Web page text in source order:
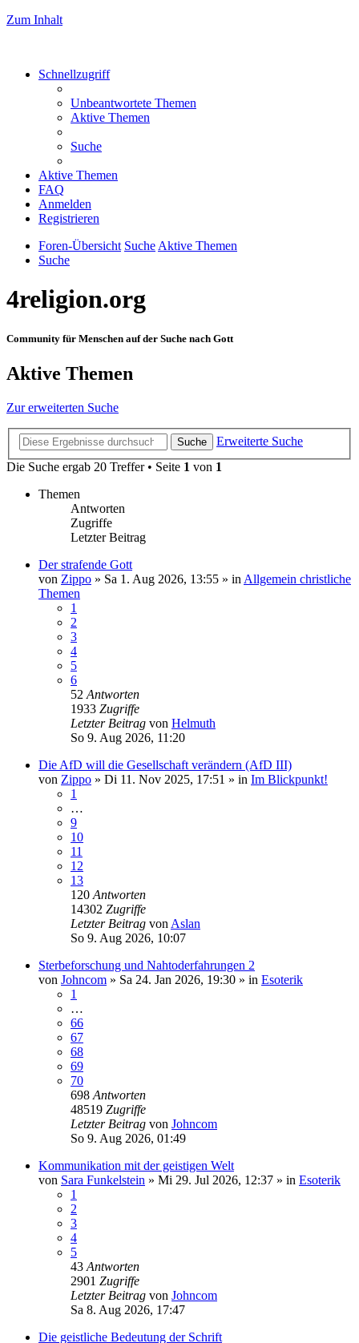
Zum Inhalt
Schnellzugriff
Unbeantwortete Themen
Aktive Themen
Suche
Aktive Themen
FAQ
Anmelden
Registrieren
Foren-Übersicht Suche Aktive Themen
Suche
4religion.org
Community für Menschen auf der Suche nach Gott
Aktive Themen
Zur erweiterten Suche
Suche
Erweiterte Suche
Die Suche ergab 20 Treffer • Seite 1 von 1
Themen
Antworten
Zugriffe
Letzter Beitrag
Der strafende Gott
von Zippo » Sa 1. Aug 2026, 13:55 » in Allgemein christliche
Themen
1
2
3
4
5
6
52 Antworten
1933 Zugriffe
Letzter Beitrag von Helmuth
So 9. Aug 2026, 11:20
Die AfD will die Gesellschaft verändern (AfD III)
von Zippo » Di 11. Nov 2025, 17:51 » in Im Blickpunkt!
1
…
9
10
11
12
13
120 Antworten
14302 Zugriffe
Letzter Beitrag von Aslan
So 9. Aug 2026, 10:07
Sterbeforschung und Nahtoderfahrungen 2
von Johncom » Sa 24. Jan 2026, 19:30 » in Esoterik
1
…
66
67
68
69
70
698 Antworten
48519 Zugriffe
Letzter Beitrag von Johncom
So 9. Aug 2026, 01:49
Kommunikation mit der geistigen Welt
von Sara Funkelstein » Mi 29. Jul 2026, 12:37 » in Esoterik
1
2
3
4
5
43 Antworten
2901 Zugriffe
Letzter Beitrag von Johncom
Sa 8. Aug 2026, 17:47
Die geistliche Bedeutung der Schrift